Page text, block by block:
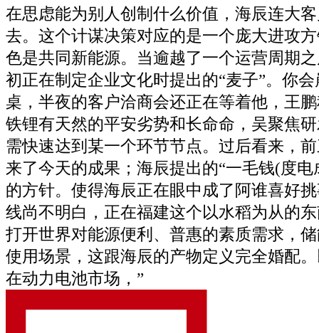
在思虑能为别人创制什么价值，海辰连大
去。这个计谋决策对应的是一个庞大进攻
色是共同新能源。当逾越了一个运营周期
初正在制定企业文化时提出的“麦子”。你
桌，半夜的客户洽商会还正在等着他，王
铁锂有天然的平安劣势和长命命，吴聚焦
需快速达到某一个环节节点。过后看来，
来了今天的成果；海辰提出的“一毛钱(度电
的方针。使得海辰正在眼中成了阿谁喜好
线尚不明白，正在福建这个以水稻为从的
打开世界对能源便利、普惠的素质需求，
使用场景，这跟海辰的产物定义完全婚配
在动力电池市场，”